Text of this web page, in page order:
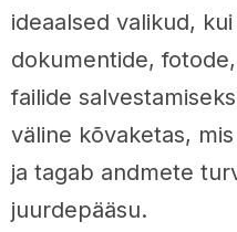
ideaalsed valikud,
dokumentide,
failide
väline kõvaketas,
ja tagab andmete
juurdepääsu.